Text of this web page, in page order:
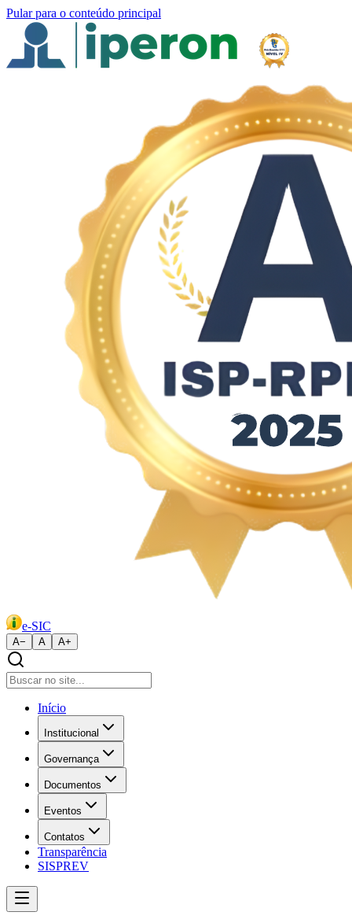
Pular para o conteúdo principal
e-SIC
A− A A+
Início
Institucional
Governança
Documentos
Eventos
Contatos
Transparência
SISPREV